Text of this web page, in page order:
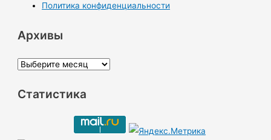
Политика конфиденциальности
Архивы
А
х
Статистика